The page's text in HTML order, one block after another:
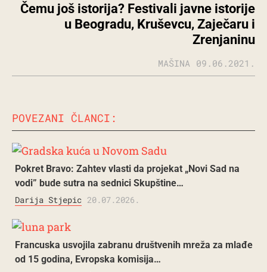
Čemu još istorija? Festivali javne istorije
u Beogradu, Kruševcu, Zaječaru i
Zrenjaninu
MAŠINA 09.06.2021.
POVEZANI ČLANCI:
Pokret Bravo: Zahtev vlasti da projekat „Novi Sad na
vodi” bude sutra na sednici Skupštine…
Darija Stjepic 20.07.2026.
Francuska usvojila zabranu društvenih mreža za mlađe
od 15 godina, Evropska komisija…